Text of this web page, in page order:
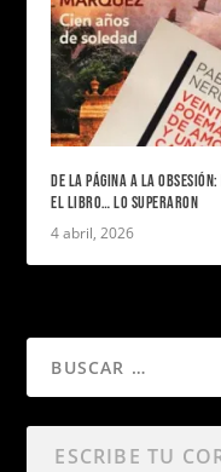
DE LA PÁGINA A LA OBSESIÓN:
EL LIBRO… LO SUPERARON
4 abril, 2026